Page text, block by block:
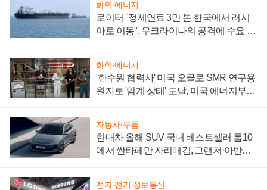
화학·에너지
로이터 "정제연료 3만 톤 한국에서 러시
아로 이동", 우크라이나의 공격에 수요 늘
화학·에너지
'한수원 협력사' 미국 오클로 SMR 연구용
원자로 '임계 상태' 도달, 미국 에너지부
자동차·부품
현대차 올해 SUV 국내 베스트셀러 톱10
에서 싼타페만 자리매김, 그랜저·아반떼
전자·전기·정보통신